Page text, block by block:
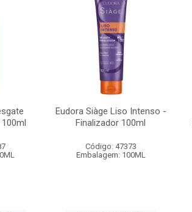
Eudora Siàge Liso Intenso -
Finalizador 100ml
Código: 47373
Embalagem: 100ML